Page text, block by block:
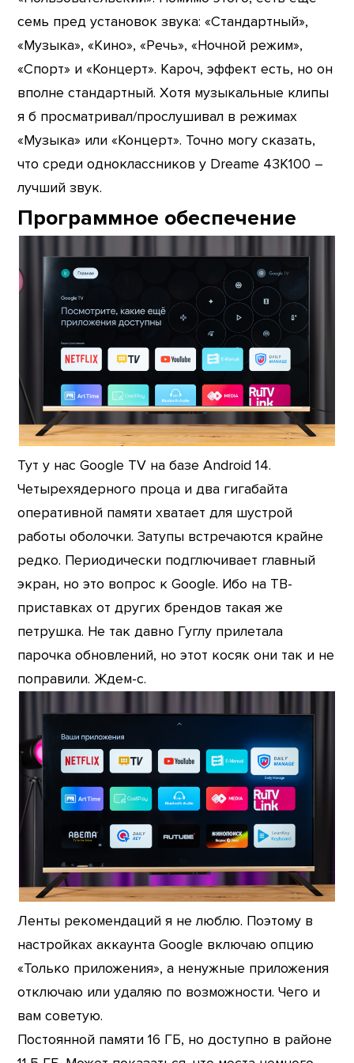
семь пред установок звука: «Стандартный»,
«Музыка», «Кино», «Речь», «Ночной режим»,
«Спорт» и «Концерт». Кароч, эффект есть, но он
вполне стандартный. Хотя музыкальные клипы
я б просматривал/прослушивал в режимах
«Музыка» или «Концерт». Точно могу сказать,
что среди одноклассников у Dreame 43K100 –
лучший звук.
Программное обеспечение
Тут у нас Google TV на базе Android 14.
Четырехядерного проца и два гигабайта
оперативной памяти хватает для шустрой
работы оболочки. Затупы встречаются крайне
редко. Периодически подглючивает главный
экран, но это вопрос к Google. Ибо на ТВ-
приставках от других брендов такая же
петрушка. Не так давно Гуглу прилетала
парочка обновлений, но этот косяк они так и не
поправили. Ждем-с.
Ленты рекомендаций я не люблю. Поэтому в
настройках аккаунта Google включаю опцию
«Только приложения», а ненужные приложения
отключаю или удаляю по возможности. Чего и
вам советую.
Постоянной памяти 16 ГБ, но доступно в районе